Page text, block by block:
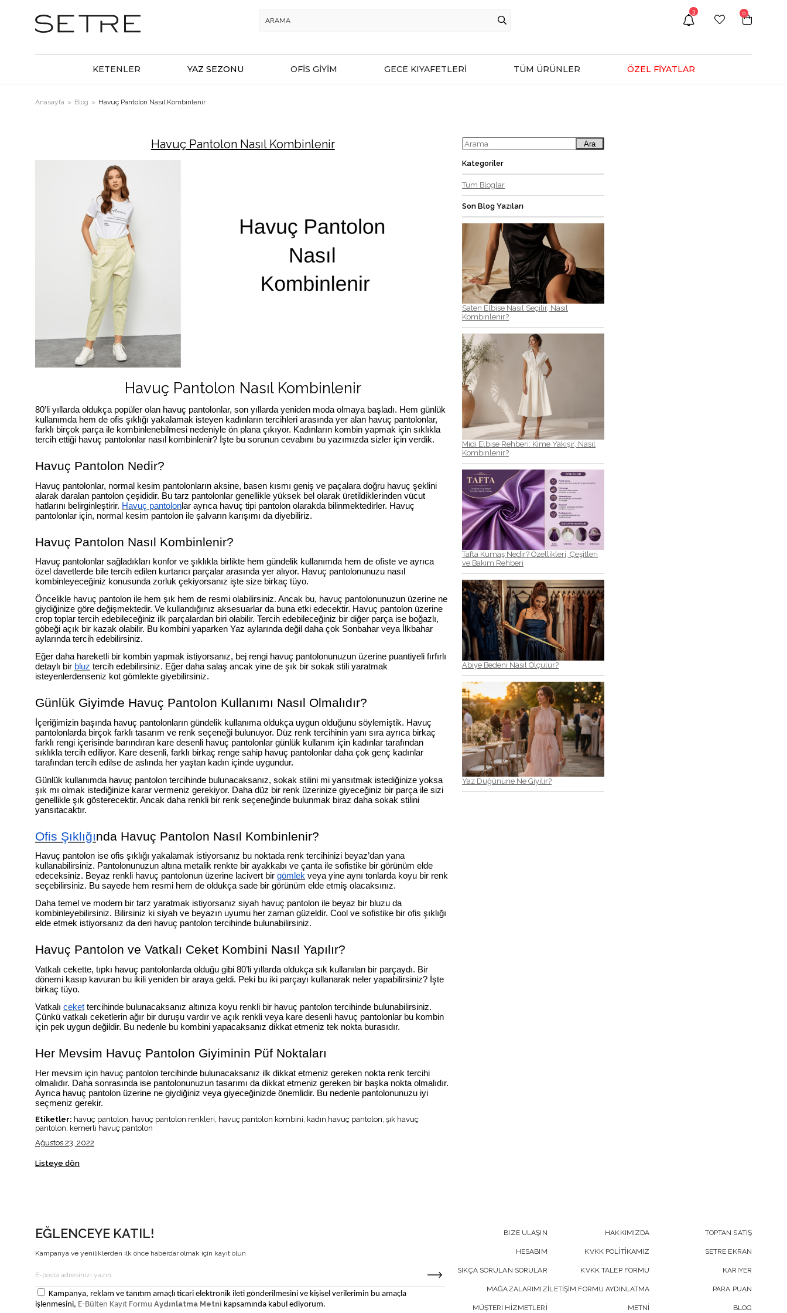
0
3
KETENLER YAZ SEZONU OFİS GİYİM GECE KIYAFETLERİ TÜM ÜRÜNLER ÖZEL FİYATLAR
Anasayfa Blog Havuç Pantolon Nasıl Kombinlenir
Havuç Pantolon Nasıl Kombinlenir
Havuç Pantolon Nasıl Kombinlenir
80’li yıllarda oldukça popüler olan havuç pantolonlar, son yıllarda yeniden moda olmaya başladı. Hem günlük
kullanımda hem de ofis şıklığı yakalamak isteyen kadınların tercihleri arasında yer alan havuç pantolonlar,
farklı birçok parça ile kombinlenebilmesi nedeniyle ön plana çıkıyor. Kadınların kombin yapmak için sıklıkla
tercih ettiği havuç pantolonlar nasıl kombinlenir? İşte bu sorunun cevabını bu yazımızda sizler için verdik.
Havuç Pantolon Nedir?
Havuç pantolonlar, normal kesim pantolonların aksine, basen kısmı geniş ve paçalara doğru havuç şeklini
alarak daralan pantolon çeşididir. Bu tarz pantolonlar genellikle yüksek bel olarak üretildiklerinden vücut
hatlarını belirginleştirir. Havuç pantolonlar ayrıca havuç tipi pantolon olarakda bilinmektedirler. Havuç
pantolonlar için, normal kesim pantolon ile şalvarın karışımı da diyebiliriz.
Havuç Pantolon Nasıl Kombinlenir?
Havuç pantolonlar sağladıkları konfor ve şıklıkla birlikte hem gündelik kullanımda hem de ofiste ve ayrıca
özel davetlerde bile tercih edilen kurtarıcı parçalar arasında yer alıyor. Havuç pantolonunuzu nasıl
kombinleyeceğiniz konusunda zorluk çekiyorsanız işte size birkaç tüyo.
Öncelikle havuç pantolon ile hem şık hem de resmi olabilirsiniz. Ancak bu, havuç pantolonunuzun üzerine ne
giydiğinize göre değişmektedir. Ve kullandığınız aksesuarlar da buna etki edecektir. Havuç pantolon üzerine
crop toplar tercih edebileceğiniz ilk parçalardan biri olabilir. Tercih edebileceğiniz bir diğer parça ise boğazlı,
göbeği açık bir kazak olabilir. Bu kombini yaparken Yaz aylarında değil daha çok Sonbahar veya İlkbahar
aylarında tercih edebilirsiniz.
Eğer daha hareketli bir kombin yapmak istiyorsanız, bej rengi havuç pantolonunuzun üzerine puantiyeli fırfırlı
detaylı bir bluz tercih edebilirsiniz. Eğer daha salaş ancak yine de şık bir sokak stili yaratmak
isteyenlerdenseniz kot gömlekte giyebilirsiniz.
Günlük Giyimde Havuç Pantolon Kullanımı Nasıl Olmalıdır?
İçeriğimizin başında havuç pantolonların gündelik kullanıma oldukça uygun olduğunu söylemiştik. Havuç
pantolonlarda birçok farklı tasarım ve renk seçeneği bulunuyor. Düz renk tercihinin yanı sıra ayrıca birkaç
farklı rengi içerisinde barındıran kare desenli havuç pantolonlar günlük kullanım için kadınlar tarafından
sıklıkla tercih ediliyor. Kare desenli, farklı birkaç renge sahip havuç pantolonlar daha çok genç kadınlar
tarafından tercih edilse de aslında her yaştan kadın içinde uygundur.
Günlük kullanımda havuç pantolon tercihinde bulunacaksanız, sokak stilini mi yansıtmak istediğinize yoksa
şık mı olmak istediğinize karar vermeniz gerekiyor. Daha düz bir renk üzerinize giyeceğiniz bir parça ile sizi
genellikle şık gösterecektir. Ancak daha renkli bir renk seçeneğinde bulunmak biraz daha sokak stilini
yansıtacaktır.
Ofis Şıklığında Havuç Pantolon Nasıl Kombinlenir?
Havuç pantolon ise ofis şıklığı yakalamak istiyorsanız bu noktada renk tercihinizi beyaz’dan yana
kullanabilirsiniz. Pantolonunuzun altına metalik renkte bir ayakkabı ve çanta ile sofistike bir görünüm elde
edeceksiniz. Beyaz renkli havuç pantolonun üzerine lacivert bir gömlek veya yine aynı tonlarda koyu bir renk
seçebilirsiniz. Bu sayede hem resmi hem de oldukça sade bir görünüm elde etmiş olacaksınız.
Daha temel ve modern bir tarz yaratmak istiyorsanız siyah havuç pantolon ile beyaz bir bluzu da
kombinleyebilirsiniz. Bilirsiniz ki siyah ve beyazın uyumu her zaman güzeldir. Cool ve sofistike bir ofis şıklığı
elde etmek istiyorsanız da deri havuç pantolon tercihinde bulunabilirsiniz.
Havuç Pantolon ve Vatkalı Ceket Kombini Nasıl Yapılır?
Vatkalı cekette, tıpkı havuç pantolonlarda olduğu gibi 80’li yıllarda oldukça sık kullanılan bir parçaydı. Bir
dönemi kasıp kavuran bu ikili yeniden bir araya geldi. Peki bu iki parçayı kullanarak neler yapabilirsiniz? İşte
birkaç tüyo.
Vatkalı ceket tercihinde bulunacaksanız altınıza koyu renkli bir havuç pantolon tercihinde bulunabilirsiniz.
Çünkü vatkalı ceketlerin ağır bir duruşu vardır ve açık renkli veya kare desenli havuç pantolonlar bu kombin
için pek uygun değildir. Bu nedenle bu kombini yapacaksanız dikkat etmeniz tek nokta burasıdır.
Her Mevsim Havuç Pantolon Giyiminin Püf Noktaları
Her mevsim için havuç pantolon tercihinde bulunacaksanız ilk dikkat etmeniz gereken nokta renk tercihi
olmalıdır. Daha sonrasında ise pantolonunuzun tasarımı da dikkat etmeniz gereken bir başka nokta olmalıdır.
Ayrıca havuç pantolon üzerine ne giydiğiniz veya giyeceğinizde önemlidir. Bu nedenle pantolonunuzu iyi
seçmeniz gerekir.
Etiketler: havuç pantolon, havuç pantolon renkleri, havuç pantolon kombini, kadın havuç pantolon, şık havuç
pantolon, kemerli havuç pantolon
Ağustos 23, 2022
Listeye dön
Ara
Kategoriler
Tüm Bloglar
Son Blog Yazıları
Saten Elbise Nasıl Seçilir, Nasıl
Kombinlenir?
Midi Elbise Rehberi: Kime Yakışır, Nasıl
Kombinlenir?
Tafta Kumaş Nedir? Özellikleri, Çeşitleri
ve Bakım Rehberi
Abiye Bedeni Nasıl Ölçülür?
Yaz Düğününe Ne Giyilir?
EĞLENCEYE KATIL!
Kampanya ve yeniliklerden ilk önce haberdar olmak için kayıt olun
Kampanya, reklam ve tanıtım amaçlı ticari elektronik ileti gönderilmesini ve kişisel verilerimin bu amaçla
işlenmesini, E-Bülten Kayıt Formu Aydınlatma Metni kapsamında kabul ediyorum.
BIZE ULAŞIN
HESABIM
SIKÇA SORULAN SORULAR
MAĞAZALARIMIZ
MÜŞTERİ HİZMETLERİ
HAKKIMIZDA
KVKK POLİTİKAMIZ
KVKK TALEP FORMU
İLETİŞİM FORMU AYDINLATMA
METNİ
TOPTAN SATIŞ
SETRE EKRAN
KARIYER
PARA PUAN
BLOG